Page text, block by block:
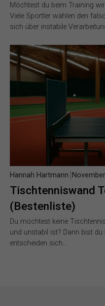
Möchtest du beim Training
Viele Sportler wählen den
sich über instabile
Tischtenniswand
(Bestenliste)
Hannah Hartmann
Du möchtest keine
und unstabil ist? Dann bist
entscheiden sich…